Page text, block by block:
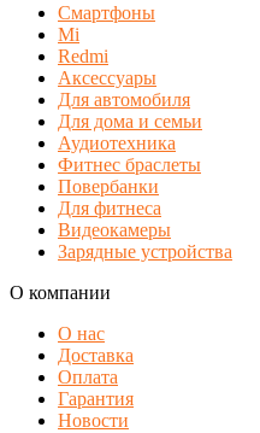
Смартфоны
Mi
Redmi
Аксессуары
Для автомобиля
Для дома и семьи
Аудиотехника
Фитнес браслеты
Повербанки
Для фитнеса
Видеокамеры
Зарядные устройства
О компании
О нас
Доставка
Оплата
Гарантия
Новости